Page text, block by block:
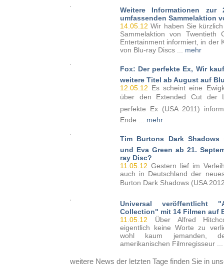
Weitere Informationen zur
umfassenden Sammelaktion
14.05.12 Wir haben Sie
Sammelaktion von Twentieth
Entertainment informiert, in der
von Blu-ray Discs ... mehr
Fox: Der perfekte Ex, Wir
weitere Titel ab August auf
12.05.12 Es scheint eine
über den Extended Cut der
perfekte Ex (USA 2011)
Ende ... mehr
Tim Burtons Dark
und Eva Green ab 21.
ray Disc?
11.05.12 Gestern lief im
auch in Deutschland der
Burton Dark Shadows (USA
Universal veröffentlicht
Collection" mit 14 Filmen auf
11.05.12 Über Alfred
eigentlich keine Worte zu
wohl kaum jemanden,
amerikanischen Filmregisseur
weitere News der letzten Tage finden Sie in